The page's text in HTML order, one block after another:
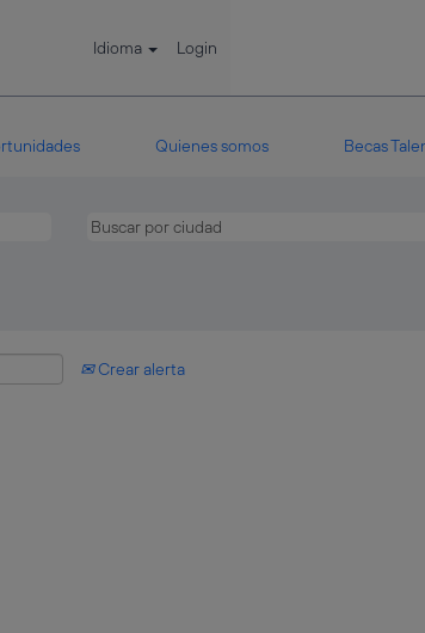
Idioma Login
Quienes somos Becas
Crear alerta